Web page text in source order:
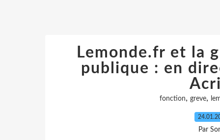
Lemonde.fr et la
publique : en
fonction, greve,
Par